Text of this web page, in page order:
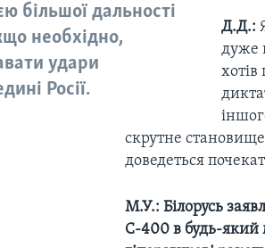
більшої дальності
необхідно,
удари
Росії.
Д.Д.:
дуже
скрутне
доведеться
М.У.: Білорусь
С-400 в будь-який